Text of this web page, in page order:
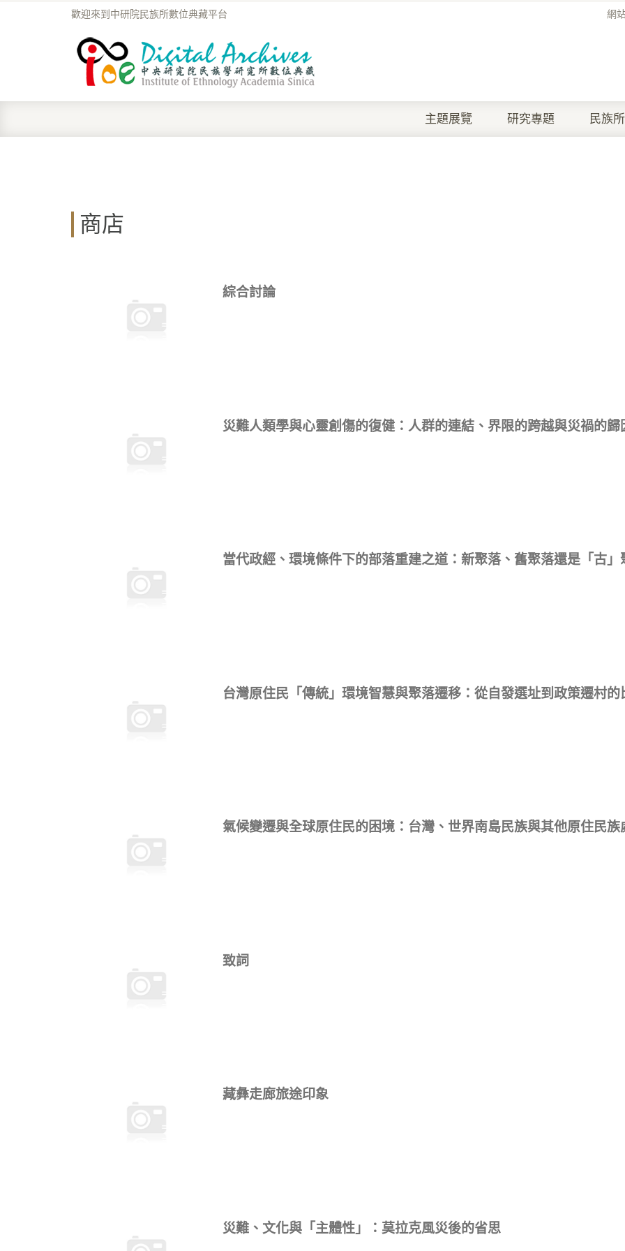
網
歡迎來到中研院民族所數位典藏平台
主題展覽 研究專題 民族
商店
綜合討論
災難人類學與心靈創傷的復健：人群的連結、界限的跨越與災禍的歸
當代政經、環境條件下的部落重建之道：新聚落、舊聚落還是「古」
台灣原住民「傳統」環境智慧與聚落遷移：從自發選址到政策遷村的
氣候變遷與全球原住民的困境：台灣、世界南島民族與其他原住民族
致詞
藏彝走廊旅途印象
災難、文化與「主體性」：莫拉克風災後的省思